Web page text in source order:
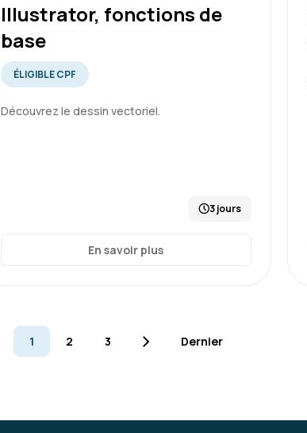
Illustrator, fonctions de
base
ÉLIGIBLE CPF
Découvrez le dessin vectoriel.
3 jours
En savoir plus
1 2 3 Dernier